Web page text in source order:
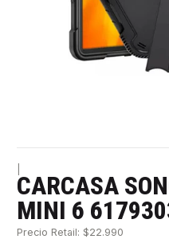
CARCASA
MINI 6
Precio Retail: $22.990